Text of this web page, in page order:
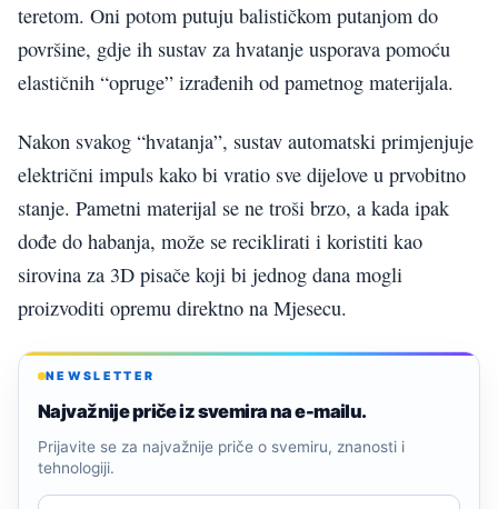
teretom. Oni potom putuju balističkom putanjom do
površine, gdje ih sustav za hvatanje usporava pomoću
elastičnih “opruge” izrađenih od pametnog materijala.
Nakon svakog “hvatanja”, sustav automatski primjenjuje
električni impuls kako bi vratio sve dijelove u prvobitno
stanje. Pametni materijal se ne troši brzo, a kada ipak
dođe do habanja, može se reciklirati i koristiti kao
sirovina za 3D pisače koji bi jednog dana mogli
proizvoditi opremu direktno na Mjesecu.
NEWSLETTER
Najvažnije priče iz svemira na e-mailu.
Prijavite se za najvažnije priče o svemiru, znanosti i
tehnologiji.